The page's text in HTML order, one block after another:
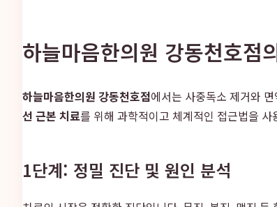
하늘마음한의원 강동천호점
하늘마음한의원 강동천호점에서는 사중독소 제거와
선 근본 치료를 위해 과학적이고 체계적인 접근법을 사
1단계: 정밀 진단 및 원인 분석